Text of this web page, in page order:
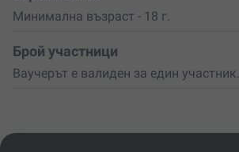
Минимална възраст - 18 г.
Брой участници
Ваучерът е валиден за един участник.